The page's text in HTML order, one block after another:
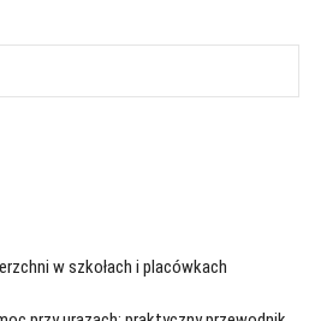
w szkołach i placówkach